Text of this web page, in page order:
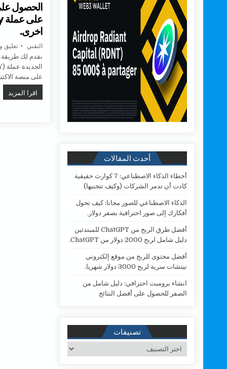
الحصول
اخرى.
AUTHOR:
التقني تعليق
نقدم لك طريقة
على منصة
اقرا المزيد
أحدث المقالات
أخطاء الذكاء الاصطناعي: 7 كوارث حقيقية
كادت أن تدمر الشركات (وكيف تتجنبها)
الذكاء الاصطناعي للصور مجانا: كيف تحول
أفكارك إلى صور احترافية بصفر دولار.
أفضل طرق الربح من ChatGPT للمبتدئين
دليل شامل لربح 2000 دولار من ChatGPT.
أفضل محتوى للربح من موقع إلكتروني
نيتشات سرية لربح 3000 دولار شهريا.
انشاء برومبت احترافي: دليل شامل من
الصفر للحصول على أفضل النتائج
تصنيفات
تصنيفات